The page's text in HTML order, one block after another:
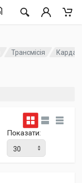
Трансмісія
Показати: